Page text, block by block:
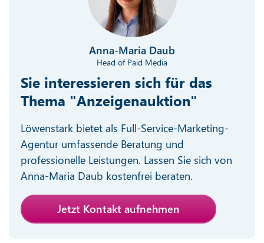
Anna-Maria Daub
Head of Paid Media
Sie interessieren sich für das
Thema "Anzeigenauktion"
Löwenstark bietet als Full-Service-Marketing-
Agentur umfassende Beratung und
professionelle Leistungen. Lassen Sie sich von
Anna-Maria Daub kostenfrei beraten.
Jetzt Kontakt aufnehmen